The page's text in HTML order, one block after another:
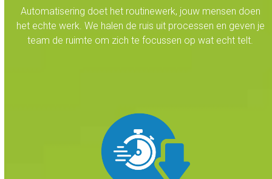
Automatisering doet het routinewerk, jouw mensen doen
het echte werk. We halen de ruis uit processen en geven je
team de ruimte om zich te focussen op wat echt telt.